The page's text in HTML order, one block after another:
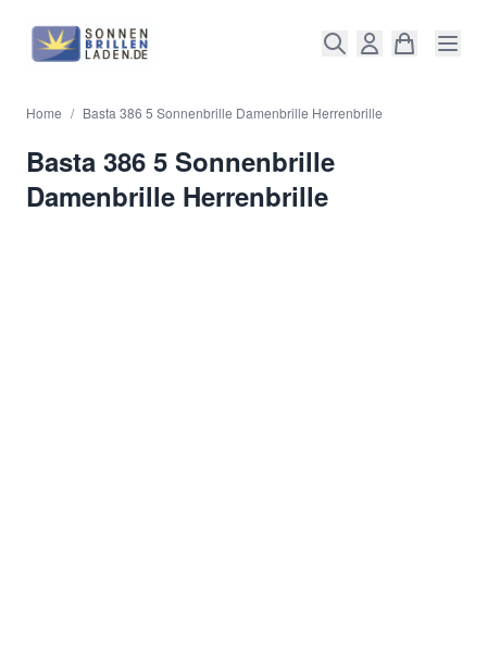
Home / Basta 386 5 Sonnenbrille Damenbrille Herrenbrille
Basta 386 5 Sonnenbrille
Damenbrille Herrenbrille